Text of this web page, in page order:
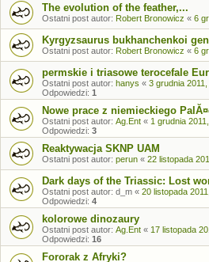
The evolution of the feather,...
Ostatni post autor: Robert Bronowicz « 6
Kyrgyzsaurus bukhanchenkoi
Ostatni post autor: Robert Bronowicz « 6
permskie i triasowe terocefale
Ostatni post autor: hanys « 3 grudnia
Odpowiedzi: 1
Nowe prace z niemieckiego
Ostatni post autor: Ag.Ent « 1 grudnia
Odpowiedzi: 3
Reaktywacja SKNP UAM
Ostatni post autor: perun « 22 listopada
Dark days of the Triassic: Lost
Ostatni post autor: d_m « 20 listopada
Odpowiedzi: 4
kolorowe dinozaury
Ostatni post autor: Ag.Ent « 17 listopada
Odpowiedzi: 16
Fororak z Afryki?